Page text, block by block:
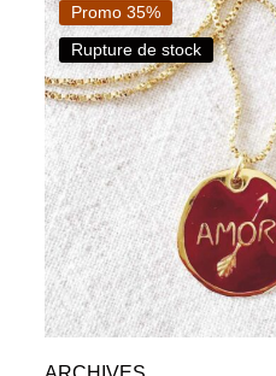
Promo 35%
Rupture de stock